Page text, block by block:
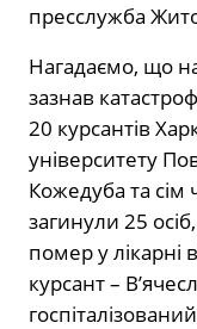
пресслужба
Нагадаємо, що
зазнав
20 курсантів
університету
Кожедуба та сім
загинули 25
помер у
курсант –